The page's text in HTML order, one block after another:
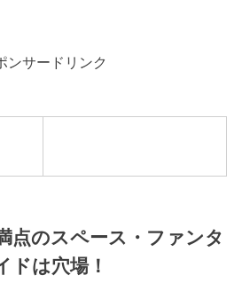
ンサードリンク
点のスペース・ファンタ
ドは穴場！